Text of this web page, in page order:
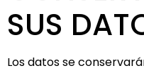
SUS
Los datos se